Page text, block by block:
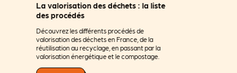
La valorisation des déchets : la liste
des procédés
Découvrez les différents procédés de
valorisation des déchets en France, de la
réutilisation au recyclage, en passant par la
valorisation énergétique et le compostage.